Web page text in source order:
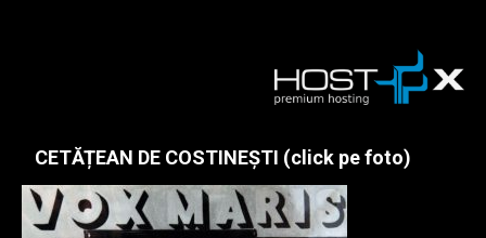
CETĂȚEAN DE COSTINEȘTI (click pe foto)